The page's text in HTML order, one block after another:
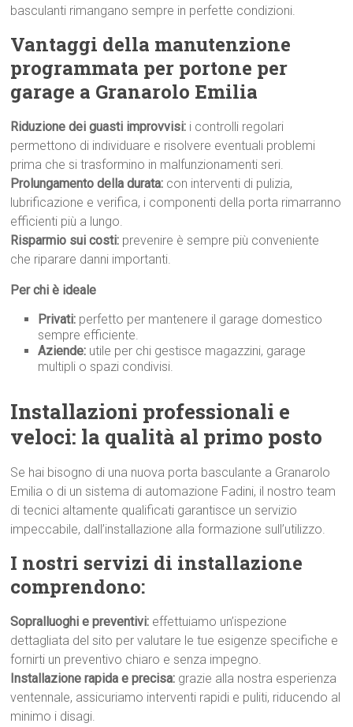
basculanti rimangano sempre in perfette condizioni.
Vantaggi della manutenzione
programmata per portone per
garage a Granarolo Emilia
Riduzione dei guasti improvvisi: i controlli regolari
permettono di individuare e risolvere eventuali problemi
prima che si trasformino in malfunzionamenti seri.
Prolungamento della durata: con interventi di pulizia,
lubrificazione e verifica, i componenti della porta rimarranno
efficienti più a lungo.
Risparmio sui costi: prevenire è sempre più conveniente
che riparare danni importanti.
Per chi è ideale
Privati: perfetto per mantenere il garage domestico
sempre efficiente.
Aziende: utile per chi gestisce magazzini, garage
multipli o spazi condivisi.
Installazioni professionali e
veloci: la qualità al primo posto
Se hai bisogno di una nuova porta basculante a Granarolo
Emilia o di un sistema di automazione Fadini, il nostro team
di tecnici altamente qualificati garantisce un servizio
impeccabile, dall’installazione alla formazione sull’utilizzo.
I nostri servizi di installazione
comprendono:
Sopralluoghi e preventivi: effettuiamo un’ispezione
dettagliata del sito per valutare le tue esigenze specifiche e
fornirti un preventivo chiaro e senza impegno.
Installazione rapida e precisa: grazie alla nostra esperienza
ventennale, assicuriamo interventi rapidi e puliti, riducendo al
minimo i disagi.